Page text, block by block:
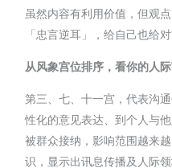
虽然内容有利用价值，但观
「忠言逆耳」，给自己也给
从风象宫位排序，看你的人
第三、七、十一宫，代表沟
性化的意见表达、到个人与
被群众接纳，影响范围越来
识，显示出讯息传播及人际